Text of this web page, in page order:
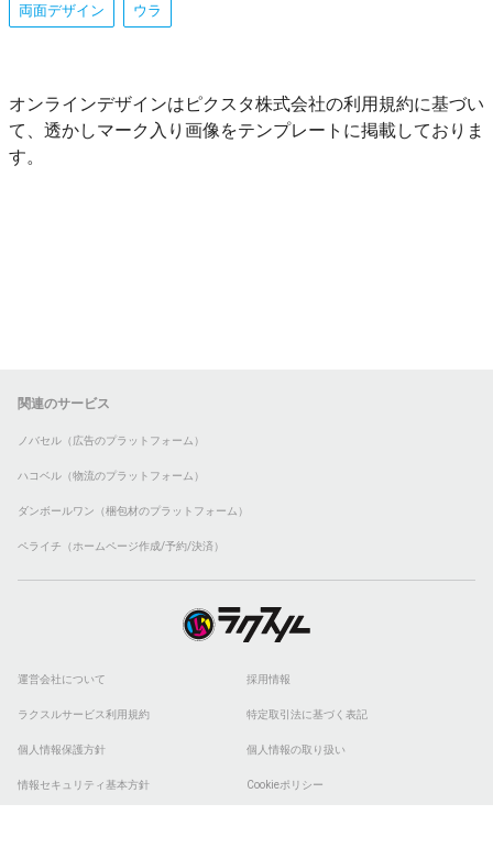
両面デザイン ウラ
オンラインデザインはピクスタ株式会社の利用規約に基づい
て、透かしマーク入り画像をテンプレートに掲載しておりま
す。
関連のサービス
ノバセル（広告のプラットフォーム）
ハコベル（物流のプラットフォーム）
ダンボールワン（梱包材のプラットフォーム）
ペライチ（ホームページ作成/予約/決済）
運営会社について 採用情報
ラクスルサービス利用規約 特定取引法に基づく表記
個人情報保護方針 個人情報の取り扱い
情報セキュリティ基本方針 Cookieポリシー